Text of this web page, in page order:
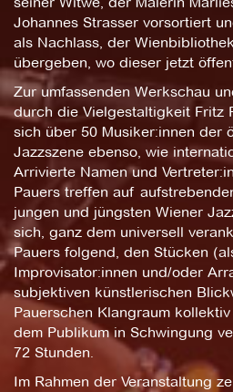
Johannes Strasser vorsortiert
als Nachlass, der
übergeben, wo dieser jetzt
Zur umfassenden Werkschau
durch die Vielgestaltigkeit Fritz
sich über 50 Musiker:innen der
Jazzszene ebenso, wie
Arrivierte Namen und
Pauers treffen auf
jungen und jüngsten Wiener
sich, ganz dem universell
Pauers folgend, den Stücken
Improvisator:innen und/oder
subjektiven künstlerischen
Pauerschen Klangraum
dem Publikum in Schwingung
72 Stunden.
Im Rahmen der Veranstaltung